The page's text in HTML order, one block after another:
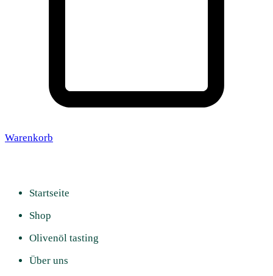
Warenkorb
Startseite
Shop
Olivenöl tasting
Über uns